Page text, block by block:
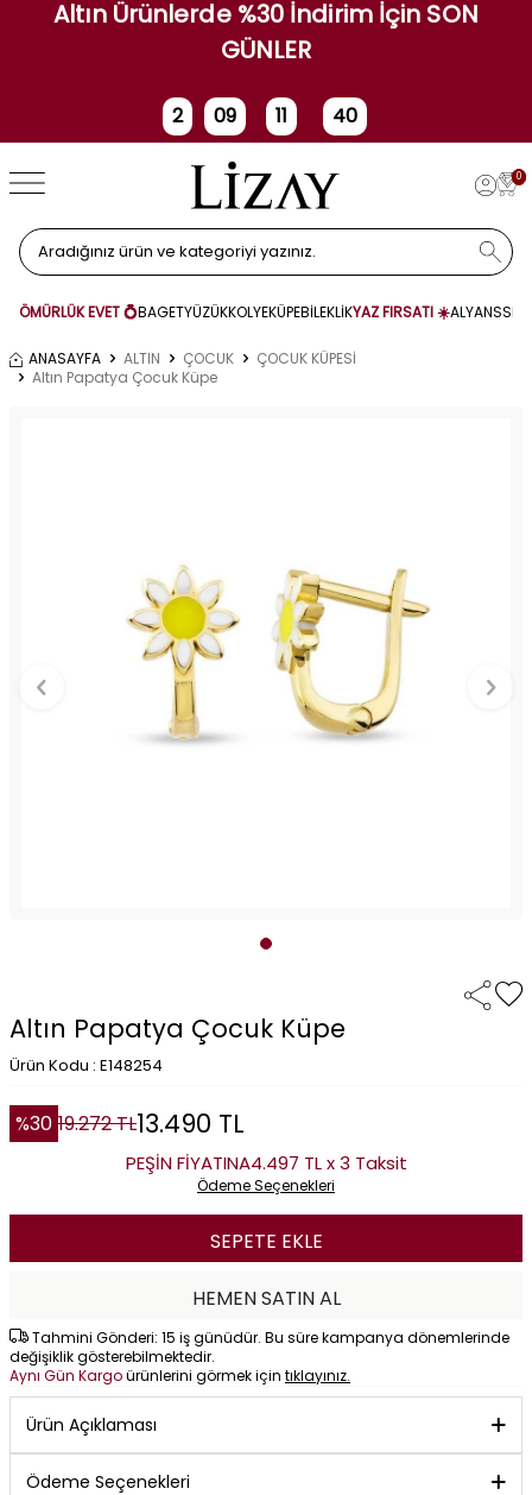
Altın Ürünlerde %30 İndirim İçin SON
GÜNLER
2
Gün
09
Saat
11 40
0
ÖMÜRLÜK EVET 💍BAGETYÜZÜKKOLYEKÜPEBİLEKLİKYAZ FIRSATI ☀️ALYANS
ANASAYFA ALTIN ÇOCUK
ÇOCUK KÜPESİ
Altın Papatya Çocuk Küpe
Altın Papatya Çocuk Küpe
Ürün Kodu : E148254
%30 19.272TL13.490 TL
PEŞİN FİYATINA4.497 TL x 3 Taksit
Ödeme Seçenekleri
SEPETE EKLE
HEMEN SATIN AL
Tahmini Gönderi: 15 iş günüdür. Bu süre kampanya dönemlerinde
değişiklik gösterebilmektedir.
Aynı Gün Kargoürünlerini görmek için tıklayınız.
Ürün Açıklaması
Ödeme Seçenekleri